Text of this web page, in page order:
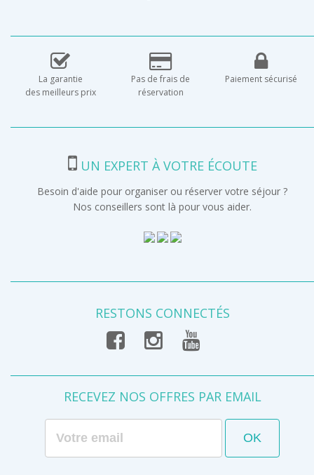
La garantie
des meilleurs prix
Pas de frais de
réservation
Paiement sécurisé
UN EXPERT À VOTRE ÉCOUTE
Besoin d'aide pour organiser ou réserver votre séjour ?
Nos conseillers sont là pour vous aider.
RESTONS CONNECTÉS
RECEVEZ NOS OFFRES PAR EMAIL